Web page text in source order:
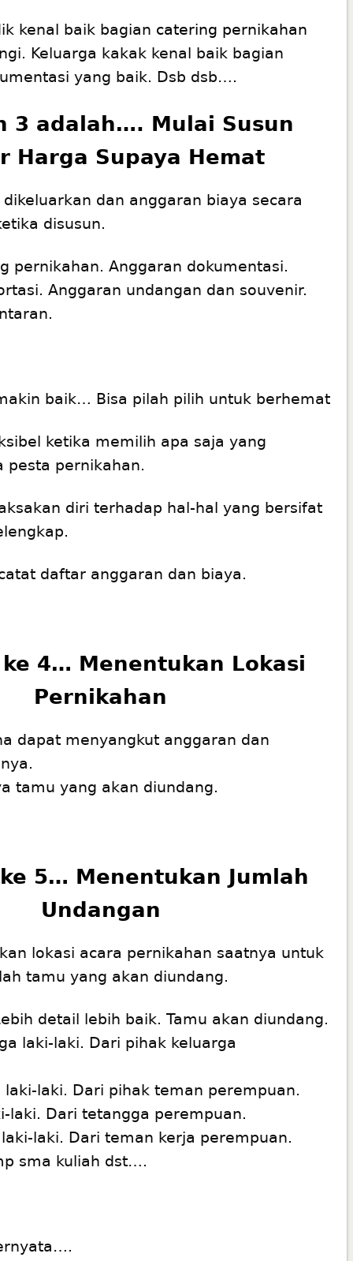
kenal baik bagian catering pernikahan
Keluarga kakak kenal baik bagian
yang baik. Dsb dsb….
3 adalah…. Mulai Susun
Harga Supaya Hemat
dan anggaran biaya secara
disusun.
pernikahan. Anggaran dokumentasi.
Anggaran undangan dan souvenir.
baik… Bisa pilah pilih untuk berhemat
ketika memilih apa saja yang
pesta pernikahan.
diri terhadap hal-hal yang bersifat
daftar anggaran dan biaya.
4… Menentukan Lokasi
Pernikahan
dapat menyangkut anggaran dan
tamu yang akan diundang.
5… Menentukan Jumlah
Undangan
lokasi acara pernikahan saatnya untuk
tamu yang akan diundang.
detail lebih baik. Tamu akan diundang.
laki-laki. Dari pihak keluarga
laki. Dari pihak teman perempuan.
laki. Dari tetangga perempuan.
laki. Dari teman kerja perempuan.
sma kuliah dst….